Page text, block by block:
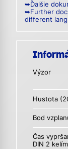
➥Ďalšie
➥Further
different
Výzor
Hustota
Bod
Čas
DIN 2